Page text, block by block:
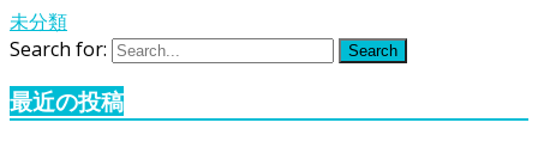
未分類
Search for:
Search
最近の投稿